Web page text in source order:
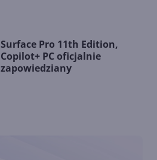
Surface Pro 11th Edition,
Copilot+ PC oficjalnie
zapowiedziany